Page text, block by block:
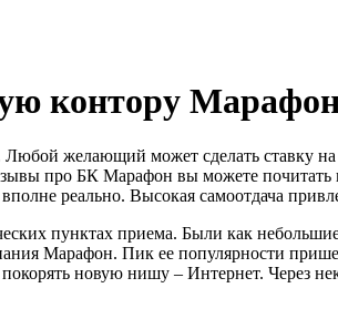
контору
желающий может сделать ставку
про БК Марафон вы можете почитать
реально. Высокая самоотдача
пунктах приема. Были как
Марафон. Пик ее популярности
новую нишу – Интернет. Через